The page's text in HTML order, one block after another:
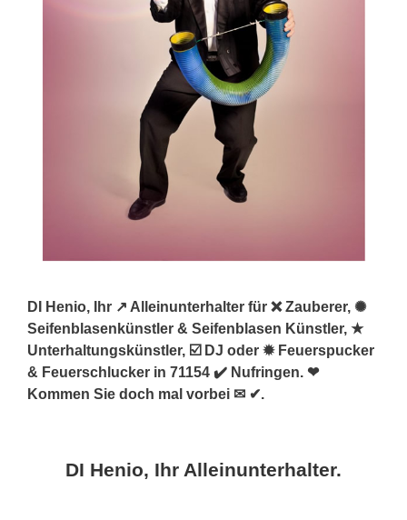
DI Henio, Ihr ↗️ Alleinunterhalter für ❌ Zauberer, ✺
Seifenblasenkünstler & Seifenblasen Künstler, ★
Unterhaltungskünstler, ☑️ DJ oder ✹ Feuerspucker
& Feuerschlucker in 71154 ✔️ Nufringen. ❤
Kommen Sie doch mal vorbei ✉ ✔.
DI Henio, Ihr Alleinunterhalter.